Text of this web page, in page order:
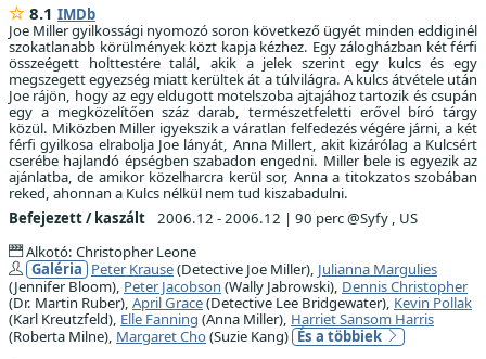
8.1 IMDb
Joe Miller gyilkossági nyomozó soron következő ügyét minden eddiginél
szokatlanabb körülmények közt kapja kézhez. Egy zálogházban két férfi
összeégett holttestére talál, akik a jelek szerint egy kulcs és egy
megszegett egyezség miatt kerültek át a túlvilágra. A kulcs átvétele után
Joe rájön, hogy az egy eldugott motelszoba ajtajához tartozik és csupán
egy a megközelítően száz darab, természetfeletti erővel bíró tárgy
közül. Miközben Miller igyekszik a váratlan felfedezés végére járni, a két
férfi gyilkosa elrabolja Joe lányát, Anna Millert, akit kizárólag a Kulcsért
cserébe hajlandó épségben szabadon engedni. Miller bele is egyezik az
ajánlatba, de amikor közelharcra kerül sor, Anna a titokzatos szobában
reked, ahonnan a Kulcs nélkül nem tud kiszabadulni.
Befejezett / kaszált
2006.12 - 2006.12 | 90 perc @Syfy , US
Alkotó: Christopher Leone
Galéria Peter Krause(Detective Joe Miller), Julianna Margulies
(Jennifer Bloom), Peter Jacobson (Wally Jabrowski), Dennis Christopher
(Dr. Martin Ruber), April Grace(Detective Lee Bridgewater), Kevin Pollak
(Karl Kreutzfeld), Elle Fanning (Anna Miller), Harriet Sansom Harris
(Roberta Milne), Margaret Cho(Suzie Kang) És a többiek